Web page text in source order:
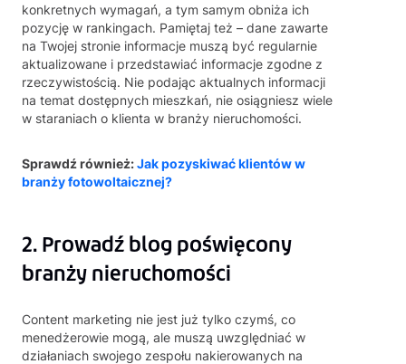
konkretnych wymagań, a tym samym obniża ich
pozycję w rankingach. Pamiętaj też – dane zawarte
na Twojej stronie informacje muszą być regularnie
aktualizowane i przedstawiać informacje zgodne z
rzeczywistością. Nie podając aktualnych informacji
na temat dostępnych mieszkań, nie osiągniesz wiele
w staraniach o klienta w branży nieruchomości.
Sprawdź również:Jak pozyskiwać klientów w
branży fotowoltaicznej?
2. Prowadź blog poświęcony
branży nieruchomości
Content marketing nie jest już tylko czymś, co
menedżerowie mogą, ale muszą uwzględniać w
działaniach swojego zespołu nakierowanych na